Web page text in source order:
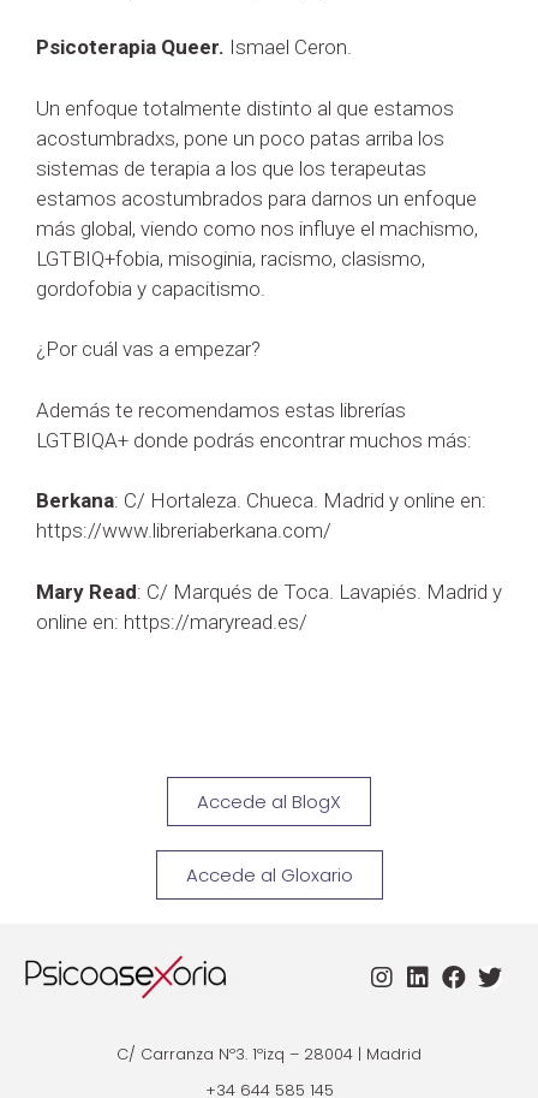
Psicoterapia Queer. Ismael Ceron.
Un enfoque totalmente distinto al que estamos
acostumbradxs, pone un poco patas arriba los
sistemas de terapia a los que los terapeutas
estamos acostumbrados para darnos un enfoque
más global, viendo como nos influye el machismo,
LGTBIQ+fobia, misoginia, racismo, clasismo,
gordofobia y capacitismo.
¿Por cuál vas a empezar?
Además te recomendamos estas librerías
LGTBIQA+ donde podrás encontrar muchos más:
Berkana: C/ Hortaleza. Chueca. Madrid y online en:
https://www.libreriaberkana.com/
Mary Read: C/ Marqués de Toca. Lavapiés. Madrid y
online en: https://maryread.es/
Accede al BlogX
Accede al Gloxario
C/ Carranza Nº3. 1ºizq – 28004 | Madrid
+34 644 585 145